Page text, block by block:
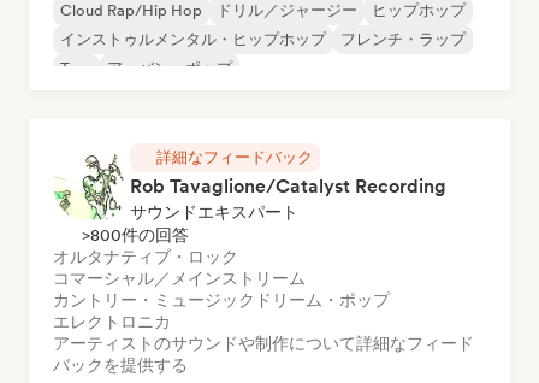
Cloud Rap/Hip Hop ドリル／ジャージー
ヒップホップ
インストゥルメンタル・ヒップホップ
フレンチ・ラップ
Trap
アーバン・ポップ
詳細なフィードバック
Rob Tavaglione/Catalyst Recording
サウンドエキスパート
>800件の回答
オルタナティブ・ロック
コマーシャル／メインストリーム
カントリー・ミュージック ドリーム・ポップ
エレクトロニカ
アーティストのサウンドや制作について詳細なフィード
バックを提供する